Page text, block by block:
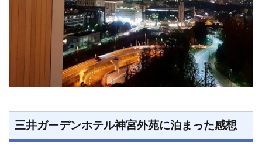
三井ガーデンホテル神宮外苑に泊まった感想